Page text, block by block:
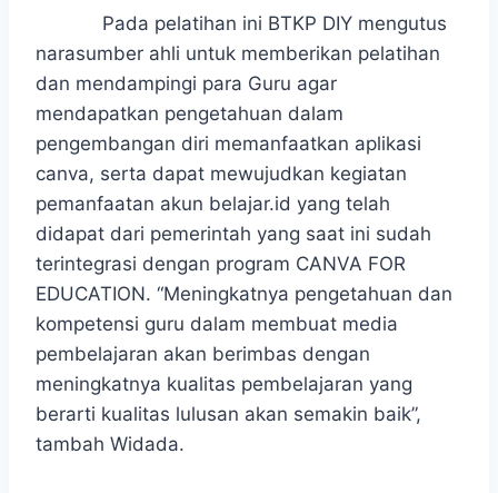
Pada pelatihan ini BTKP DIY mengutus
narasumber ahli untuk memberikan pelatihan
dan mendampingi para Guru agar
mendapatkan pengetahuan dalam
pengembangan diri memanfaatkan aplikasi
canva, serta dapat mewujudkan kegiatan
pemanfaatan akun belajar.id yang telah
didapat dari pemerintah yang saat ini sudah
terintegrasi dengan program CANVA FOR
EDUCATION. “Meningkatnya pengetahuan dan
kompetensi guru dalam membuat media
pembelajaran akan berimbas dengan
meningkatnya kualitas pembelajaran yang
berarti kualitas lulusan akan semakin baik”,
tambah Widada.